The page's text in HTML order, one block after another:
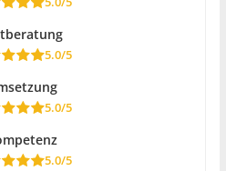
5.0/5
5.0/5
5.0/5